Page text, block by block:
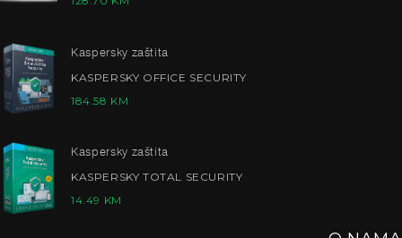
Kaspersky zaštita
KASPERSKY OFFICE SECURITY
184.58 KM
Kaspersky zaštita
KASPERSKY TOTAL SECURITY
14.49 KM